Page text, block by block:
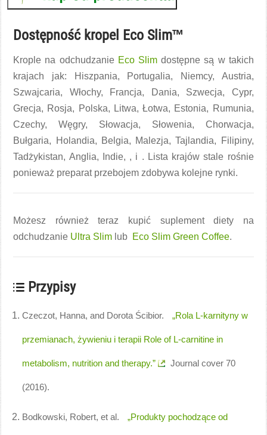
Dostępność kropel Eco Slim™
Krople na odchudzanie Eco Slim dostępne są w takich
krajach jak: Hiszpania, Portugalia, Niemcy, Austria,
Szwajcaria, Włochy, Francja, Dania, Szwecja, Cypr,
Grecja, Rosja, Polska, Litwa, Łotwa, Estonia, Rumunia,
Czechy, Węgry, Słowacja, Słowenia, Chorwacja,
Bułgaria, Holandia, Belgia, Malezja, Tajlandia, Filipiny,
Tadżykistan, Anglia, Indie, , i . Lista krajów stale rośnie
ponieważ preparat przebojem zdobywa kolejne rynki.
Możesz również teraz kupić suplement diety na
odchudzanie Ultra Slim lub Eco Slim Green Coffee.
Przypisy
Czeczot, Hanna, and Dorota Ścibior. „Rola L-karnityny w
przemianach, żywieniu i terapii Role of L-carnitine in
metabolism, nutrition and therapy.” Journal cover 70
(2016).
Bodkowski, Robert, et al. „Produkty pochodzące od